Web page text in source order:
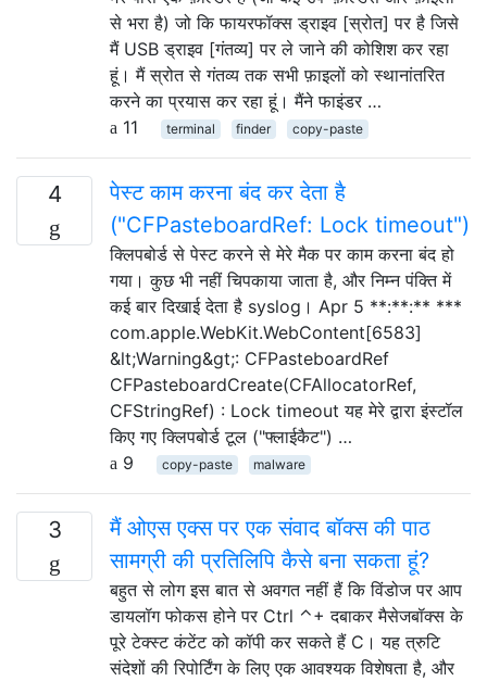
से भरा है) जो कि फायरफॉक्स ड्राइव [स्रोत] पर है जिसे
मैं USB ड्राइव [गंतव्य] पर ले जाने की कोशिश कर रहा
हूं। मैं स्रोत से गंतव्य तक सभी फ़ाइलों को स्थानांतरित
करने का प्रयास कर रहा हूं। मैंने फाइंडर …
11
terminal finder copy-paste
4
पेस्ट काम करना बंद कर देता है
("CFPasteboardRef: Lock timeout")
क्लिपबोर्ड से पेस्ट करने से मेरे मैक पर काम करना बंद हो
गया। कुछ भी नहीं चिपकाया जाता है, और निम्न पंक्ति में
कई बार दिखाई देता है syslog। Apr 5 **:**:** ***
com.apple.WebKit.WebContent[6583]
&lt;Warning&gt;: CFPasteboardRef
CFPasteboardCreate(CFAllocatorRef,
CFStringRef) : Lock timeout यह मेरे द्वारा इंस्टॉल
किए गए क्लिपबोर्ड टूल ("फ्लाईकैट") …
9
copy-paste malware
3
मैं ओएस एक्स पर एक संवाद बॉक्स की पाठ
सामग्री की प्रतिलिपि कैसे बना सकता हूं?
बहुत से लोग इस बात से अवगत नहीं हैं कि विंडोज पर आप
डायलॉग फोकस होने पर Ctrl ⌃+ दबाकर मैसेजबॉक्स के
पूरे टेक्स्ट कंटेंट को कॉपी कर सकते हैं C। यह त्रुटि
संदेशों की रिपोर्टिंग के लिए एक आवश्यक विशेषता है, और